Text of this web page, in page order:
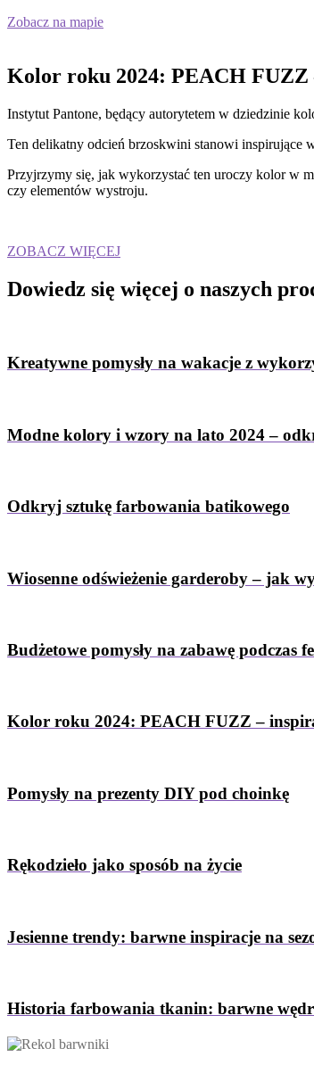
Zobacz na mapie
Kolor roku 2024: PEACH
Instytut Pantone, będący autorytetem w dziedzinie
Ten delikatny odcień brzoskwini stanowi inspirujące
Przyjrzymy się, jak wykorzystać ten uroczy kolor w
czy elementów wystroju.
ZOBACZ WIĘCEJ
Dowiedz się więcej o naszych
Kreatywne pomysły na wakacje z
Modne kolory i wzory na lato 2024 –
Odkryj sztukę farbowania batikowego
Wiosenne odświeżenie garderoby – jak
Budżetowe pomysły na zabawę podczas
Kolor roku 2024: PEACH FUZZ –
Pomysły na prezenty DIY pod choinkę
Rękodzieło jako sposób na życie
Jesienne trendy: barwne inspiracje na
Historia farbowania tkanin: barwne